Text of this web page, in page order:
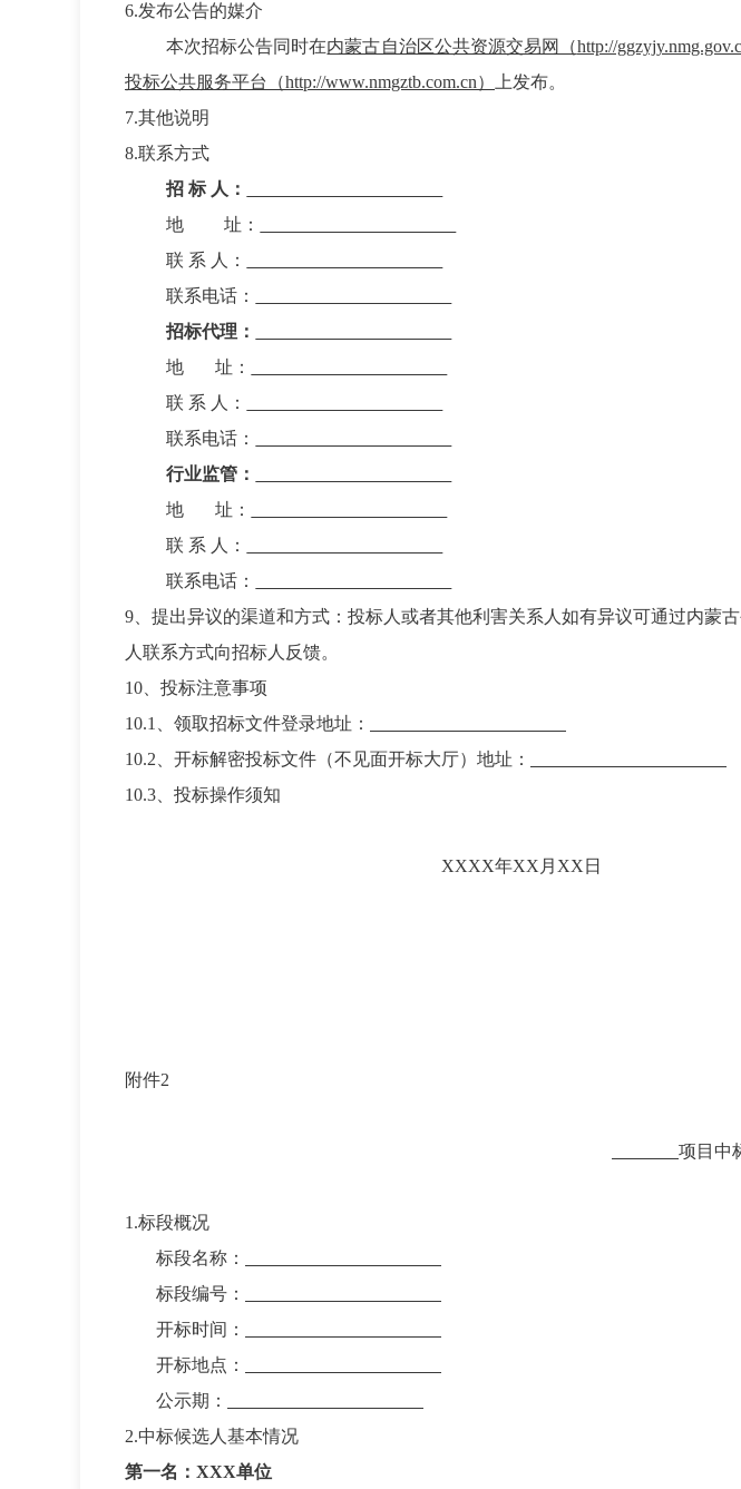
6.发布公告的媒介
本次招标公告同时在内蒙古自治区公共资源交易网（http://
投标公共服务平台（http://www.nmgztb.com.cn）
上发布。
7.其他说明
8.联系方式
招 标 人：
地
址：
联 系 人：
联系电话：
招标代理：
地
址：
联 系 人：
联系电话：
行业监管：
地
址：
联 系 人：
联系电话：
提出异议的渠道和方式： 投标人或者其他利害关系人如有异议可通过内蒙
人联系方式向招标人反馈。
投标注意事项
10.1、领取招标文件登录地址：
10.2、开标解密投标文件（不见面开标大厅）地址：
10.3、投标操作须知
XXXX年XX月XX日
附件2
项目中
1.标段概况
标段名称：
标段编号：
开标时间：
开标地点：
公示期：
2.中标候选人基本情况
第一名：XXX单位